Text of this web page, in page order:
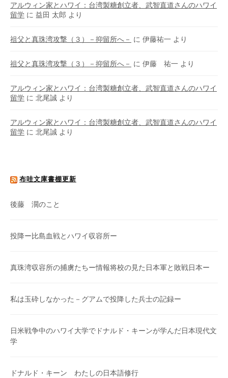
アルウィン家とハワイ：台湾製糖創立者、武智直道さんのハワイ
留学 に 益田 太郎 より
祖父と真珠湾攻撃（３）－抑留所へ－ に 伊藤祐一 より
祖父と真珠湾攻撃（３）－抑留所へ－ に 伊藤 祐一 より
アルウィン家とハワイ：台湾製糖創立者、武智直道さんのハワイ
留学 に 北尾誠 より
アルウィン家とハワイ：台湾製糖創立者、武智直道さんのハワイ
留学 に 北尾誠 より
布哇文庫書棚更新
後藤 濶のこと
投降ー比島血戦とハワイ収容所ー
真珠湾収容所の捕虜たちー情報将校の見た日本軍と敗戦日本ー
私は玉砕しなかった－グアムで投降した兵士の記録ー
日米戦争中のハワイ大学でドナルド・キーンが学んだ日本現代文
学
ドナルド・キーン わたしの日本語修行